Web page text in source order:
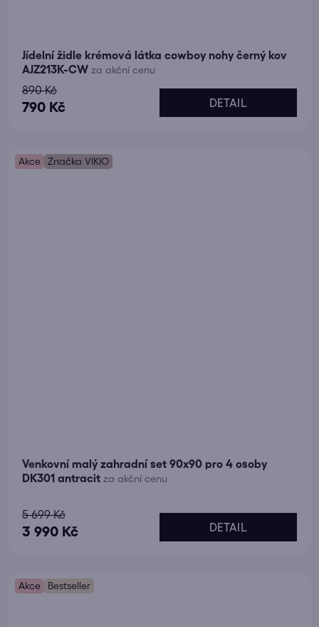
Jídelní židle krémová látka cowboy nohy černý kov
AJZ213K-CW za akční cenu
790 Kč
890 Kč
DETAIL
Akce Značka VIKIO
Venkovní malý zahradní set 90x90 pro 4 osoby
DK301 antracit za akční cenu
Průměrné
hodnocení
5,0
3 990 Kč
5 699 Kč
DETAIL
Akce Bestseller